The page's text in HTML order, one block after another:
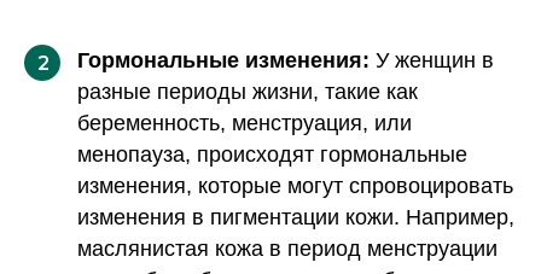
2 Гормональные изменения: У женщин в
разные периоды жизни, такие как
беременность, менструация, или
менопауза, происходят гормональные
изменения, которые могут спровоцировать
изменения в пигментации кожи. Например,
маслянистая кожа в период менструации